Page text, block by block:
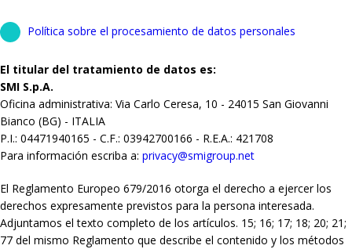
Política sobre el procesamiento de datos personales
El titular del tratamiento de datos es:
SMI S.p.A.
Oficina administrativa: Via Carlo Ceresa, 10 - 24015 San Giovanni
Bianco (BG) - ITALIA
P.I.: 04471940165 - C.F.: 03942700166 - R.E.A.: 421708
Para información escriba a: privacy@smigroup.net
El Reglamento Europeo 679/2016 otorga el derecho a ejercer los
derechos expresamente previstos para la persona interesada.
Adjuntamos el texto completo de los artículos. 15; 16; 17; 18; 20; 21;
77 del mismo Reglamento que describe el contenido y los métodos